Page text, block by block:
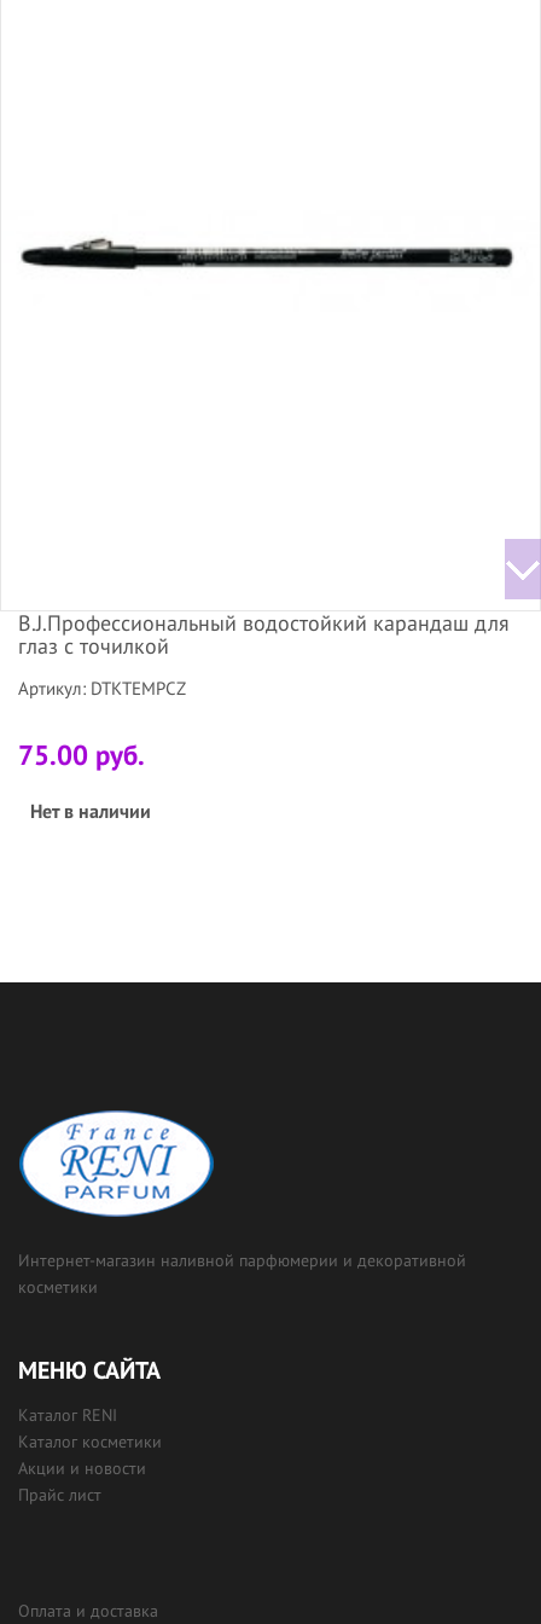
B.J.Профессиональный водостойкий карандаш для
глаз с точилкой
Артикул: DTKTEMPCZ
75.00 руб.
Нет в наличии
Интернет-магазин наливной парфюмерии и декоративной
косметики
МЕНЮ САЙТА
Каталог RENI
Каталог косметики
Акции и новости
Прайс лист
Оплата и доставка